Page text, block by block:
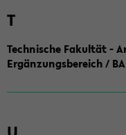
T
Technische Fakultät -
Ergänzungsbereich /